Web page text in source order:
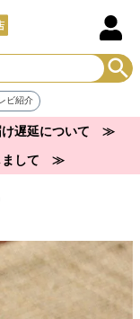
ビ紹介
け遅延について ≫
まして ≫